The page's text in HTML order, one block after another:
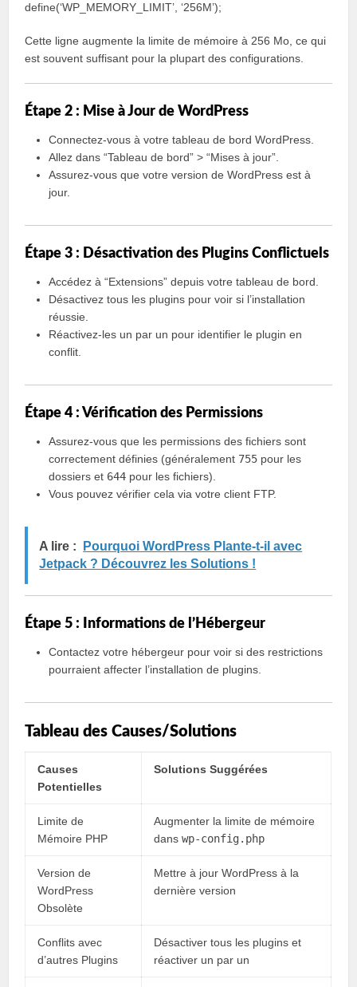
define(‘WP_MEMORY_LIMIT’, ‘256M’);
Cette ligne augmente la limite de mémoire à 256 Mo, ce qui
est souvent suffisant pour la plupart des configurations.
Étape 2 : Mise à Jour de WordPress
Connectez-vous à votre tableau de bord WordPress.
Allez dans “Tableau de bord” > “Mises à jour”.
Assurez-vous que votre version de WordPress est à
jour.
Étape 3 : Désactivation des Plugins Conflictuels
Accédez à “Extensions” depuis votre tableau de bord.
Désactivez tous les plugins pour voir si l’installation
réussie.
Réactivez-les un par un pour identifier le plugin en
conflit.
Étape 4 : Vérification des Permissions
Assurez-vous que les permissions des fichiers sont
correctement définies (généralement 755 pour les
dossiers et 644 pour les fichiers).
Vous pouvez vérifier cela via votre client FTP.
A lire :
Pourquoi WordPress Plante-t-il avec
Jetpack ? Découvrez les Solutions !
Étape 5 : Informations de l’Hébergeur
Contactez votre hébergeur pour voir si des restrictions
pourraient affecter l’installation de plugins.
Tableau des Causes/Solutions
Causes
Potentielles
Solutions Suggérées
Limite de
Mémoire PHP
Augmenter la limite de mémoire
danswp-config.php
Version de
WordPress
Obsolète
Mettre à jour WordPress à la
dernière version
Conflits avec
d’autres Plugins
Désactiver tous les plugins et
réactiver un par un